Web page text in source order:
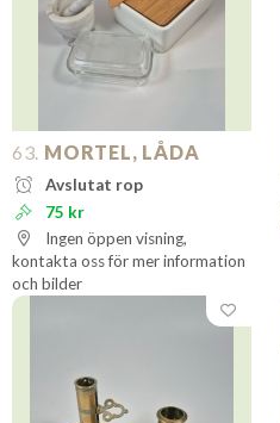
63. MORTEL, LÅDA
Avslutat rop
75 kr
Ingen öppen visning,
kontakta oss för mer information
och bilder